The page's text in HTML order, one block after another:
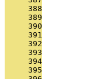
     388
     389
     390
     391
     392
     393
     394
     395